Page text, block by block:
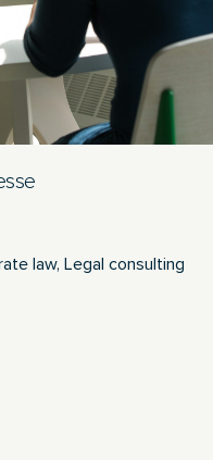
law, Legal consulting